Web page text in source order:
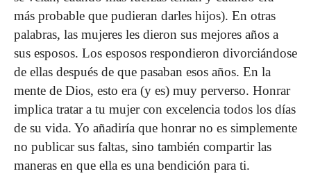
más probable que pudieran darles hijos). En otras
palabras, las mujeres les dieron sus mejores años a
sus esposos. Los esposos respondieron divorciándose
de ellas después de que pasaban esos años. En la
mente de Dios, esto era (y es) muy perverso. Honrar
implica tratar a tu mujer con excelencia todos los días
de su vida. Yo añadiría que honrar no es simplemente
no publicar sus faltas, sino también compartir las
maneras en que ella es una bendición para ti.